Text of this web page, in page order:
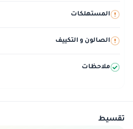
المستهلكات
الصالون و التكييف
ملاحظات
تقسيط